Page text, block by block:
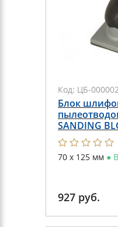
Код: ЦБ-
Блок
SANDING
70 х 125 мм ●
927 руб.